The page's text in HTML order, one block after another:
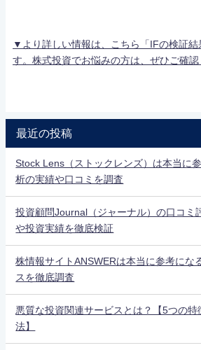
▼より詳しい情報は、こちら「IFの検証結
す。株式投資でお悩みの方は、ぜひご確認
最近の投稿
Stock Lens（ストックレンズ）は本当に
析の実績や口コミを調査
投資顧問Journal（ジャーナル）の口コミ
や投資実績を徹底検証
株情報サイトANSWERは本当に参考にな
スを徹底調査
悪質な投資関連サービスとは？【5つの
法】